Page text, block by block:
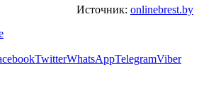
Источник: onlinebrest.by
TwitterWhatsAppTelegramViber